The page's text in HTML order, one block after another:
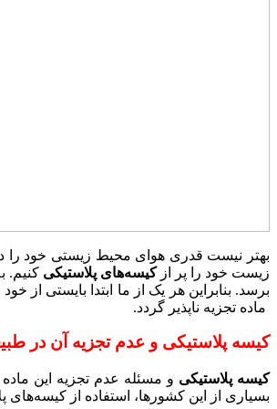
بهتر نیست قدری هوای محیط زیستی خود را
زیست خود را پر ازکیسه‌های پلاستیکی کنیم.
برسد. بنابراین هر یک از ما ابتدا بایستی از
ماده تجزیه ناپذیر گردد.
کیسه پلاستیکی و عدم تجزیه آن در
کیسه پلاستیکی و مسئله عدم تجزیه این
بسیاری از این کشورها، استفاده از